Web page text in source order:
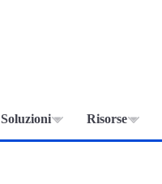
Soluzioni Risorse